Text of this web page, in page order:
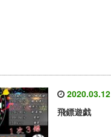
2020.03.12
飛鏢遊戯